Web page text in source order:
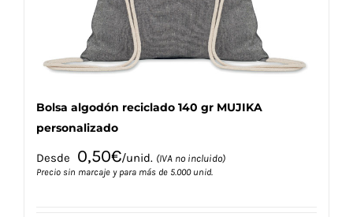
la
página
de
producto
Bolsa algodón reciclado 140 gr MUJIKA
personalizado
Desde 0,50€/unid. (IVA no incluido)
Precio sin marcaje y para más de 5.000 unid.